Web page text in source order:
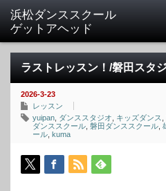
ラストレッスン！/磐田スタ
2026-3-23
レッスン
yuipan ダンススタジオ キッズダンス
ダンススクール 磐田ダンススクール
ール kuma